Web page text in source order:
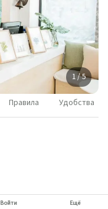
1 / 5
Правила Удобства
Войти Ещё